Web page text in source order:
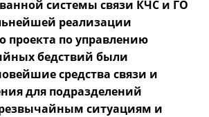
системы связи КЧС и ГО
реализации
проекта по управлению
бедствий были
средства связи и
для подразделений
ситуациям и